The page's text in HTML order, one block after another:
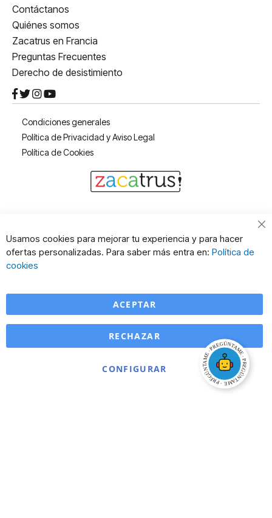
Contáctanos
Quiénes somos
Zacatrus en Francia
Preguntas Frecuentes
Derecho de desistimiento
Condiciones generales
Política de Privacidad y Aviso Legal
Política de Cookies
Usamos cookies para mejorar tu experiencia y para hacer
ofertas personalizadas. Para saber más entra en: Política de
cookies
ACEPTAR
CONFIGURAR
RECHAZAR